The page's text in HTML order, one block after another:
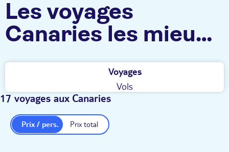
Les voyages
Canaries les mieux
notés
Voyages
Vols
17 voyages aux Canaries
Prix total
Prix / pers.